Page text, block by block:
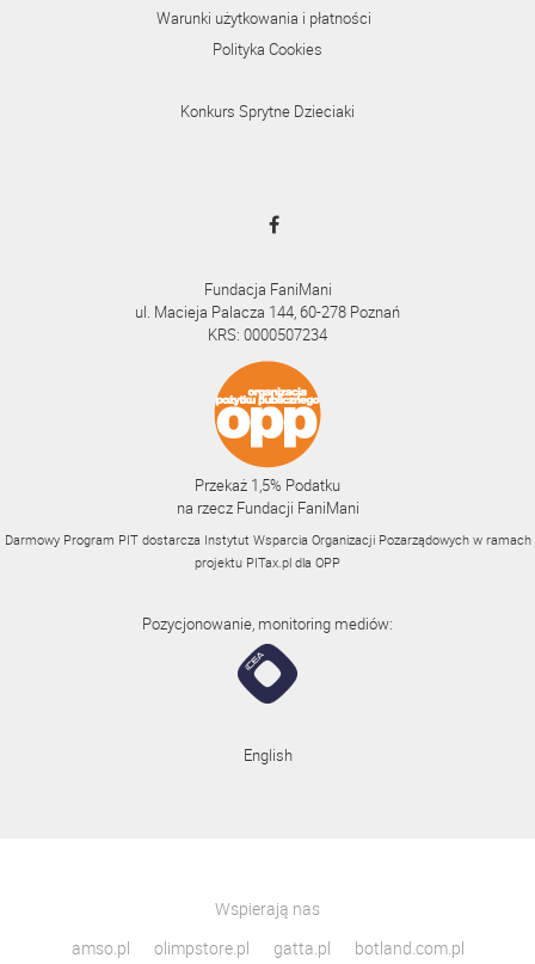
Warunki użytkowania i płatności
Polityka Cookies
Konkurs Sprytne Dzieciaki
Fundacja FaniMani
ul. Macieja Palacza 144, 60-278 Poznań
KRS: 0000507234
Przekaż 1,5% Podatku
na rzecz Fundacji FaniMani
Darmowy Program PIT dostarcza Instytut Wsparcia Organizacji Pozarządowych w ramach
projektu PITax.pl dla OPP
Pozycjonowanie, monitoring mediów:
English
Wspierają nas
amso.pl
olimpstore.pl gatta.pl botland.com.pl